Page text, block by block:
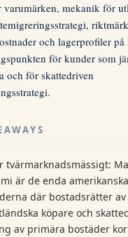
varumärken, mekanik för
och lagerprofiler
för kunder som
och för skattedriven
tvärmarknadsmässigt:
är de enda amerikanska
där bostadsrätter av
köpare och
av primära bostäder